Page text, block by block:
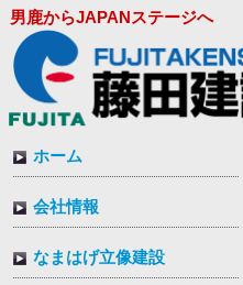
男鹿からJAPANステージへ
ホーム
会社情報
なまはげ立像建設